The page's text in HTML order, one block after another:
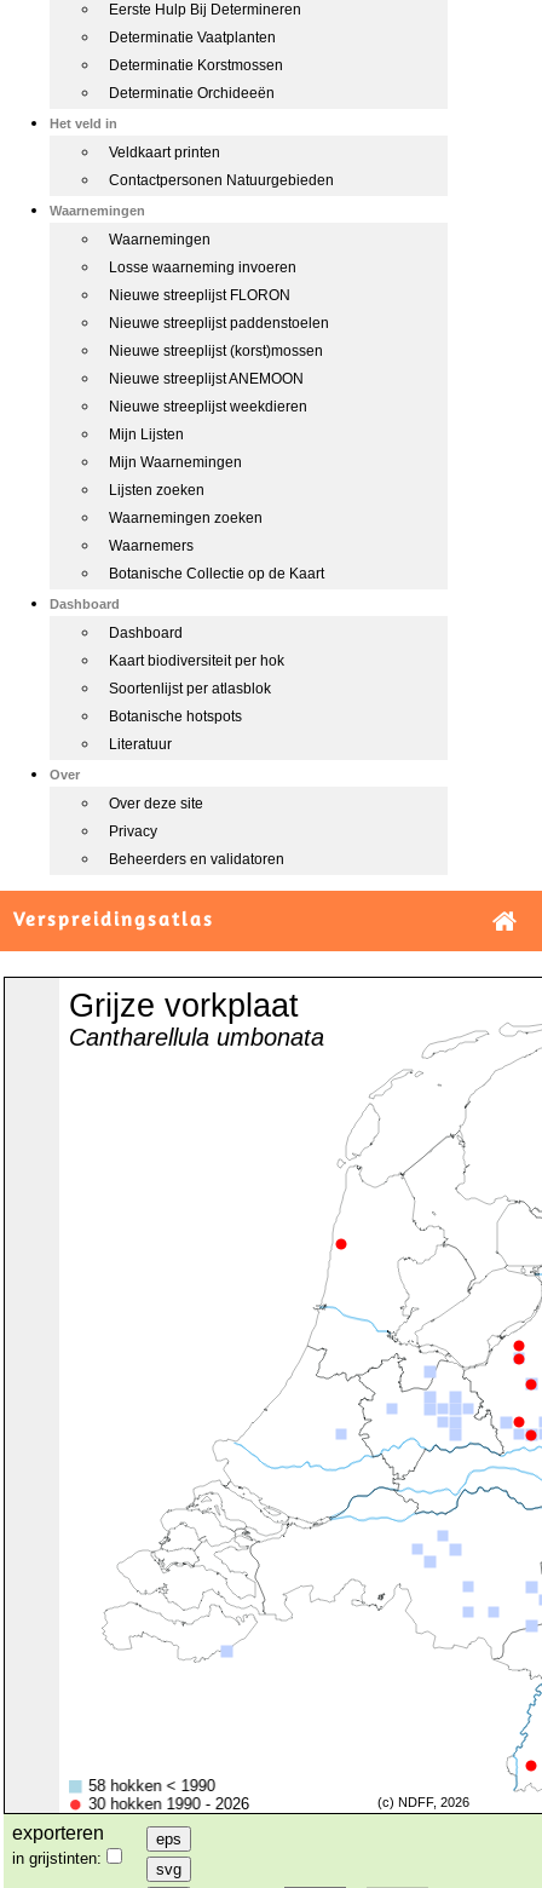
Eerste Hulp Bij Determineren
Determinatie Vaatplanten
Determinatie Korstmossen
Determinatie Orchideeën
Het veld in
Veldkaart printen
Contactpersonen Natuurgebieden
Waarnemingen
Waarnemingen
Losse waarneming invoeren
Nieuwe streeplijst FLORON
Nieuwe streeplijst paddenstoelen
Nieuwe streeplijst (korst)mossen
Nieuwe streeplijst ANEMOON
Nieuwe streeplijst weekdieren
Mijn Lijsten
Mijn Waarnemingen
Lijsten zoeken
Waarnemingen zoeken
Waarnemers
Botanische Collectie op de Kaart
Dashboard
Dashboard
Kaart biodiversiteit per hok
Soortenlijst per atlasblok
Botanische hotspots
Literatuur
Over
Over deze site
Privacy
Beheerders en validatoren
Verspreidingsatlas